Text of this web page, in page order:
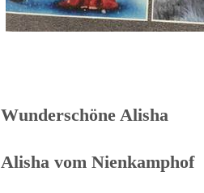
Wunderschöne Alisha
Alisha vom